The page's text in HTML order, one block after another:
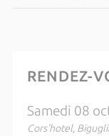
RENDEZ-
Samedi 08
Cors'hotel,